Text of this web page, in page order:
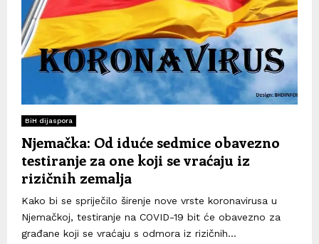
BiH dijaspora
Njemačka: Od iduće sedmice obavezno
testiranje za one koji se vraćaju iz
rizičnih zemalja
Kako bi se spriječilo širenje nove vrste koronavirusa u
Njemačkoj, testiranje na COVID-19 bit će obavezno za
građane koji se vraćaju s odmora iz rizičnih...